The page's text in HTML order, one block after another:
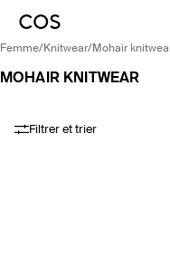
femme/ knitwear/ mohair
MOHAIR KNITWEAR
Filtrer et trier